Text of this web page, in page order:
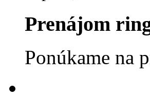
Prenájom
Ponúkame na